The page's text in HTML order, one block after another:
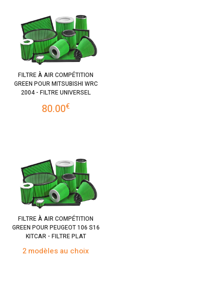
FILTRE À AIR COMPÉTITION
GREEN POUR MITSUBISHI WRC
2004 - FILTRE UNIVERSEL
80.00€
FILTRE À AIR COMPÉTITION
GREEN POUR PEUGEOT 106 S16
KITCAR - FILTRE PLAT
2 modèles au choix